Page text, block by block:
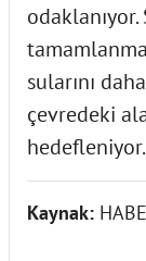
sularını
çevredeki
hedefleniyor.
Kaynak: